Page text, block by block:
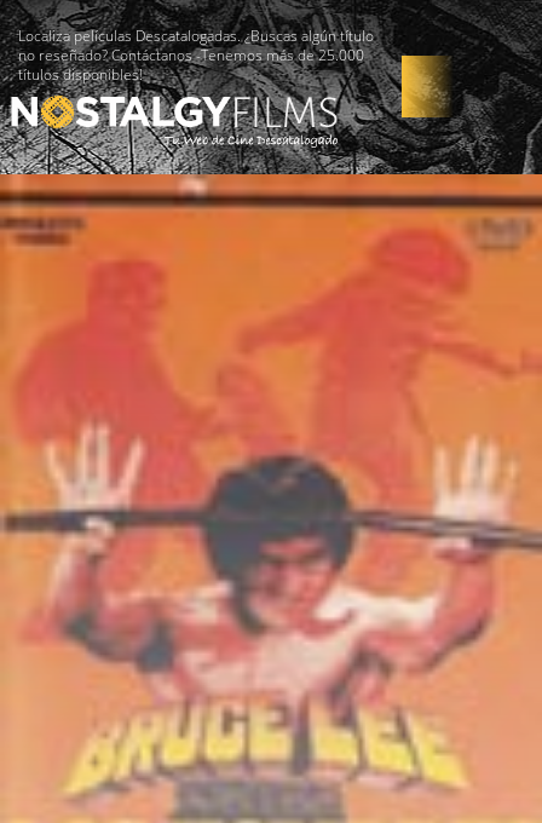
Localiza películas Descatalogadas. ¿Buscas algún título
no reseñado? Contáctanos -Tenemos más de 25.000
títulos disponibles!